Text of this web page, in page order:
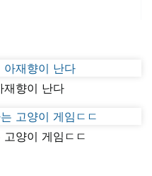
재향이 난다
양이 게임ㄷㄷ